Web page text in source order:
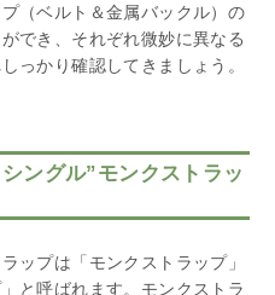
（ベルト＆金属バックル）の
でき、それぞれ微妙に異なる
っかり確認してきましょう。
ングル”モンクストラッ
ップは「モンクストラップ」
と呼ばれます。モンクストラ